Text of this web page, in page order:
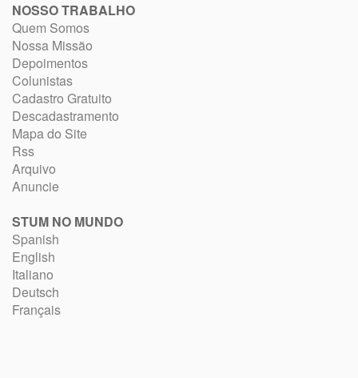
NOSSO TRABALHO
Quem Somos
Nossa Missão
Depoimentos
Colunistas
Cadastro Gratuito
Descadastramento
Mapa do Site
Rss
Arquivo
Anuncie
STUM NO MUNDO
Spanish
English
Italiano
Deutsch
Français